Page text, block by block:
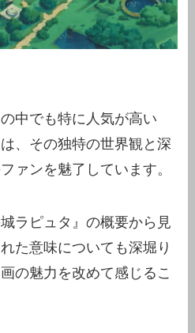
中でも特に人気が高い
、その独特の世界観と深
ァンを魅了しています。
ラピュタ』の概要から見
た意味についても深堀り
の魅力を改めて感じるこ